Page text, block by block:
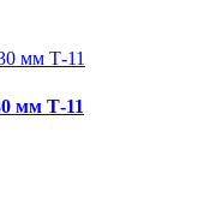
мм Т-11